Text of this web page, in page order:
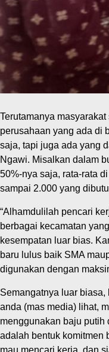
Terutamanya
perusahaan yang ada di
saja, tapi juga ada yang
Ngawi. Misalkan dalam
50%-nya saja, rata-rata
sampai 2.000 yang
“Alhamdulilah pencari
berbagai kecamatan
kesempatan luar bias.
baru lulus baik SMA
digunakan dengan
Semangatnya luar biasa,
anda (mas media) lihat,
menggunakan baju putih
adalah bentuk komitmen
mau mencari kerja, dan